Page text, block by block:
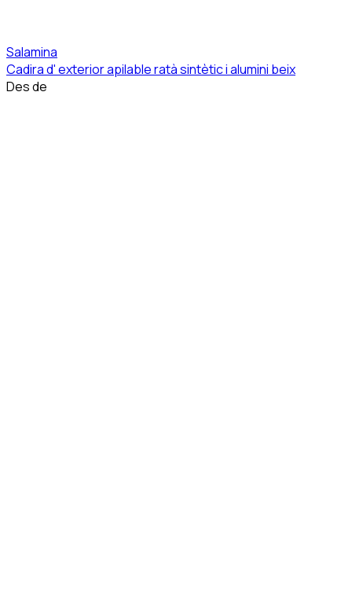
Salamina
Cadira d' exterior apilable ratà sintètic i alumini beix
Des de